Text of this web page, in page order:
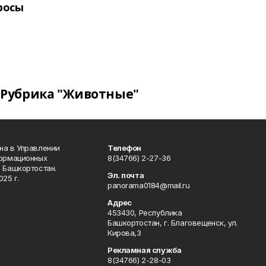
Рубрика "Животные"
в Управлении
г.
Телефон
8(34766) 2-27-36
Эл. почта
panorama0184@mail.ru
Адрес
453430, Республика
Башкортостан, г. Благовещенск, ул.
Кирова,3
Рекламная служба
8(34766) 2-28-03